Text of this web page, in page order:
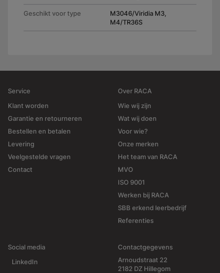
Geschikt voor type
M3046/Viridia M3,
M4/TR36S
Service
Klant worden
Garantie en retourneren
Bestellen en betalen
Levering
Veelgestelde vragen
Contact
Over RACA
Wie wij zijn
Wat wij doen
Voor wie?
Onze merken
Het team van RACA
MVO
ISO 9001
Werken bij RACA
SBB erkend leerbedrijf
Referenties
Social media
LinkedIn
Contactgegevens
Arnoudstraat 22
2182 DZ Hillegom